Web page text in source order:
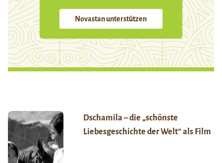
Novastan unterstützen
Dschamila – die „schönste
Liebesgeschichte der Welt“ als Film